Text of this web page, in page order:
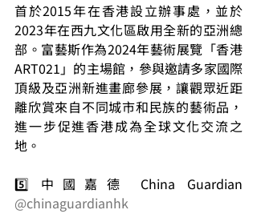
首於2015年在香港設立辦事處，並於
2023年在西九文化區啟用全新的亞洲總
部。富藝斯作為2024年藝術展覽「香港
ART021」的主場館，參與邀請多家國際
頂級及亞洲新進畫廊參展，讓觀眾近距
離欣賞來自不同城市和民族的藝術品，
進一步促進香港成為全球文化交流之
地。
@chinaguardianhk